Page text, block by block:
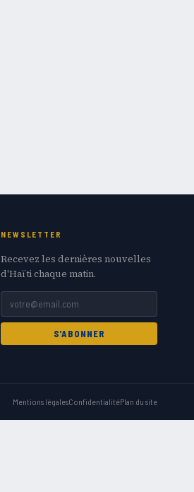
NEWSLETTER
Recevez les dernières nouvelles
d'Haïti chaque matin.
S'ABONNER
Mentions légalesConfidentialitéPlan du site